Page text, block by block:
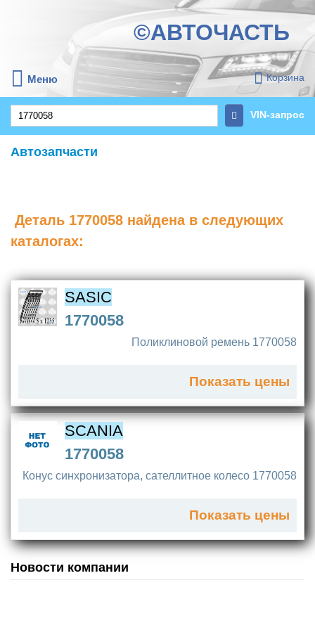
©АВТОЧАСТЬ
Меню Корзина
VIN-запрос
Автозапчасти
Деталь 1770058 найдена в следующих
каталогах:
SASIC
1770058
Поликлиновой ремень 1770058
Показать цены
SCANIA
1770058
Конус синхронизатора, сателлитное колесо 1770058
Показать цены
Новости компании